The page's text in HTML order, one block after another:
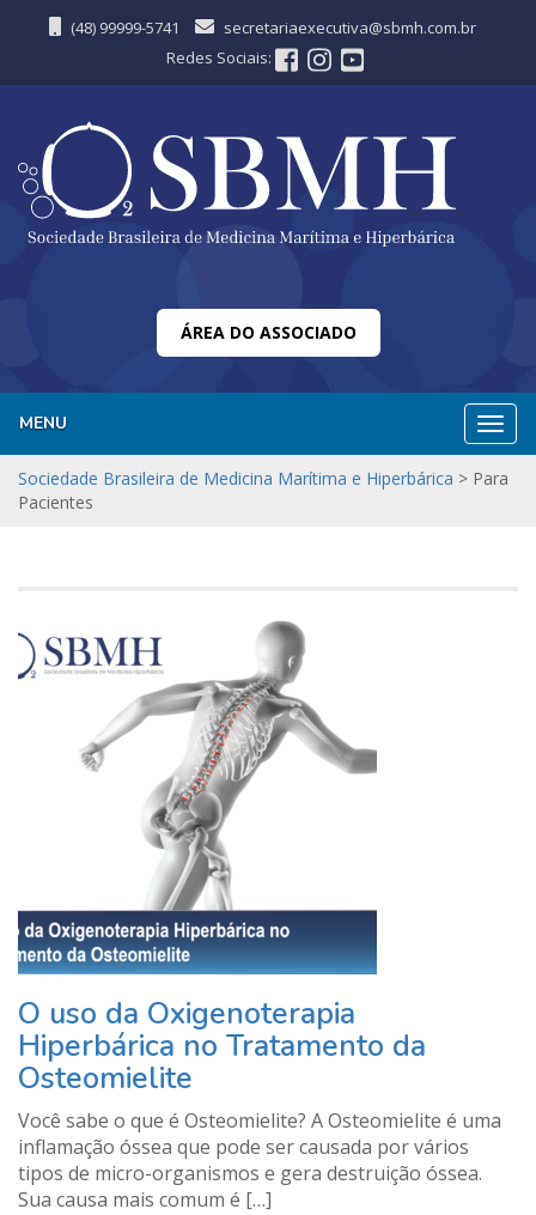
(48) 99999-5741
secretariaexecutiva@sbmh.com.br
Redes Sociais:
ÁREA DO ASSOCIADO
MENU
Sociedade Brasileira de Medicina Marítima e Hiperbárica > Para
Pacientes
O uso da Oxigenoterapia
Hiperbárica no Tratamento da
Osteomielite
Você sabe o que é Osteomielite? A Osteomielite é uma
inflamação óssea que pode ser causada por vários
tipos de micro-organismos e gera destruição óssea.
Sua causa mais comum é […]